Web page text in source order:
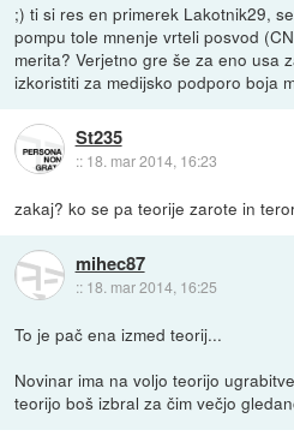
;) ti si res en primerek Lakotnik29,
pompu tole mnenje vrteli posvod
merita? Verjetno gre še za eno usa
izkoristiti za medijsko podporo boja
St235
:: 18. mar 2014, 16:23
zakaj? ko se pa teorije zarote in
mihec87
:: 18. mar 2014, 16:25
To je pač ena izmed teorij...
Novinar ima na voljo teorijo
teorijo boš izbral za čim večjo